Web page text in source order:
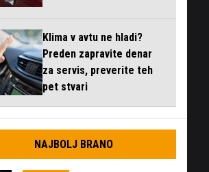
Klima v avtu ne hladi?
Preden zapravite denar
za servis, preverite teh
pet stvari
NAJBOLJ BRANO